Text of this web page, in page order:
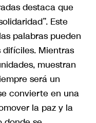
destaca que
Este
palabras pueden
Mientras
muestran
será un
convierte en una
la paz y la